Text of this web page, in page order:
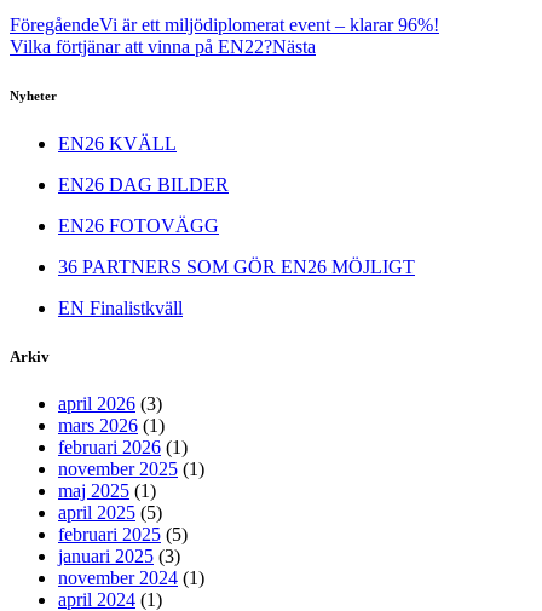
FöregåendeVi är ett miljödiplomerat event – klarar 96%!
Vilka förtjänar att vinna på EN22?Nästa
Nyheter
EN26 KVÄLL
EN26 DAG BILDER
EN26 FOTOVÄGG
36 PARTNERS SOM GÖR EN26 MÖJLIGT
EN Finalistkväll
Arkiv
april 2026 (3)
mars 2026 (1)
februari 2026 (1)
november 2025 (1)
maj 2025 (1)
april 2025 (5)
februari 2025 (5)
januari 2025 (3)
november 2024 (1)
april 2024 (1)